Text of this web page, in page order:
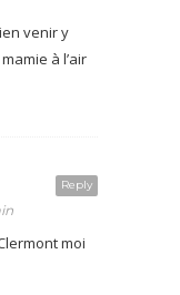
venir y
à l’air
Reply
moi